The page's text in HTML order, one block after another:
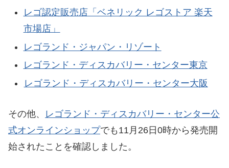
レゴ認定販売店「ベネリック レゴストア 楽天
市場店」
レゴランド・ジャパン・リゾート
レゴランド・ディスカバリー・センター東京
レゴランド・ディスカバリー・センター大阪
その他、 レゴランド・ディスカバリー・センター公
式オンラインショップでも11月26日0時から発売開
始されたことを確認しました。